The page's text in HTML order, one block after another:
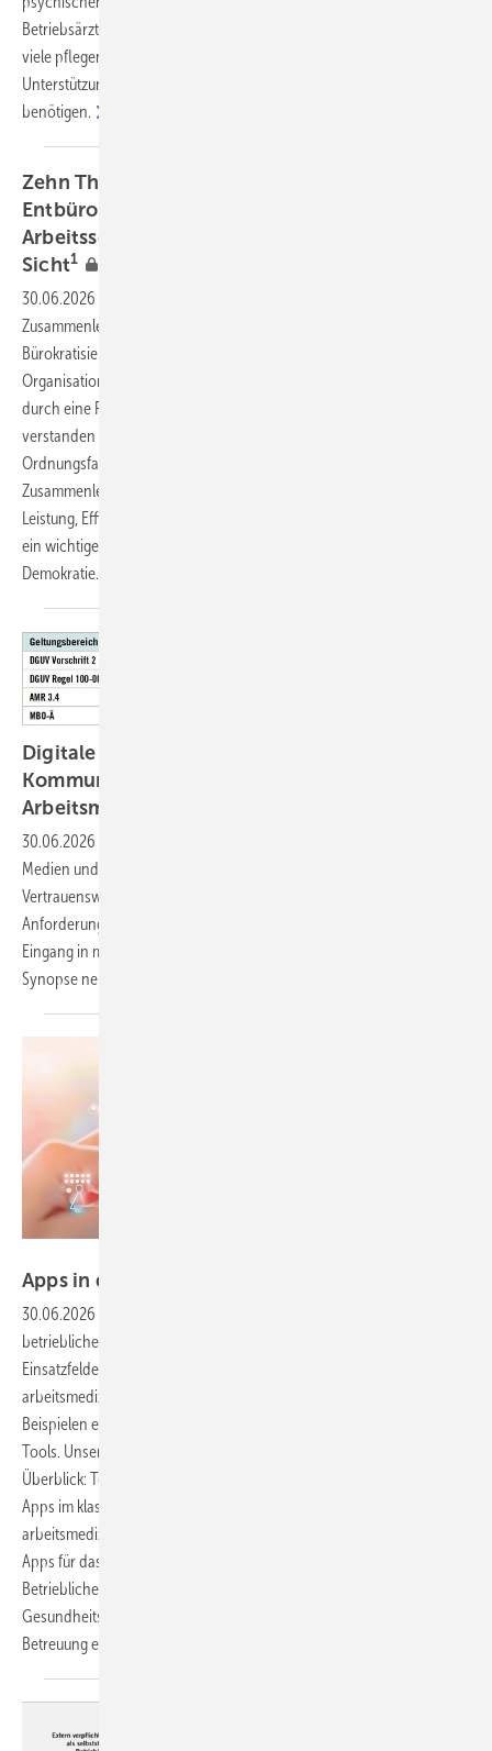
Betriebsärzte gewinnt diese Situation zunehmend an Bedeutung, da
viele pflegende Angehörige gleichzeitig berufstätig sind und
Unterstützung bei der Vereinbarkeit von Erwerbstätigkeit und Pflege
benötigen.
Zehn Thesen zur Bürokratisierung bzw.
Entbürokratisierung für einen effizienten
Arbeitsschutz aus arbeitsmedizinischer
Sicht1
30.06.2026
Zusammenlebens, nicht nur den Arbeitsschutz. Prinzipiell ist die
Bürokratisierung der zentrale Prozess und die Grundlage, durch den
Organisationen und soziale Systeme strukturiert, formalisiert und
durch eine Reihe von Regeln und Verfahren gesteuert werden. Richtig
verstanden ist Bürokratie per definitionem also ein zentraler
Ordnungsfaktor in allen Bereichen unseres gesamtgesellschaftlichen
Zusammenlebens und ist letztendlich ein wichtiger Garant für
Leistung, Effizienz, Rechtssicherheit und Verlässlichkeit. Bürokratie ist
ein wichtiger Schutz vor Willkür und zentraler Bestandteil unserer
Demokratie.
Digitale Informations- und ­
Kommunikationstechnologien in der
Arbeitsmedizin
30.06.2026
Medien und telemedizinischer Anwendungen. Datenschutz,
Vertrauenswürdigkeit, Schweige­pflicht und andere grundlegende
Anforderungen an ärztliches Handeln setzen dazu einen Rahmen, der
Eingang in mehrere Regelungen gefunden hat. Diese werden in einer
Synopse nebeneinandergestellt und
Apps in der arbeitsmedizinischen
30.06.2026
betriebliche Praxis. Der Artikel gibt einen Überblick über verschiedene
Einsatzfelder und beleuchtet Funktionen, die speziell für die
arbeitsmedizinische Betreuung von Bedeutung sind. Neben konkreten
Beispielen enthält er auch praxisnahe Hinweise zur Nutzung digitaler
Tools. Unser zweiteiliger Beitrag bietet einen systematischen
Überblick: Teil 1 (erschienen in ASU 9/2025) stellte den Einsatz von
Apps im klassischen Arbeits- und Gesundheitsschutz sowie in der
arbeitsmedizinischen Praxis vor. Der folgende Teil 2 geht auf spezielle
Apps für das Betriebliche Gesundheitsmanagement (BGM) und die
Betriebliche Gesundheitsförderung (BGF) sowie den Einsatz digitaler
Gesundheitsanwendungen (DiGAs) in der arbeitsmedizinischen
Betreuungein.